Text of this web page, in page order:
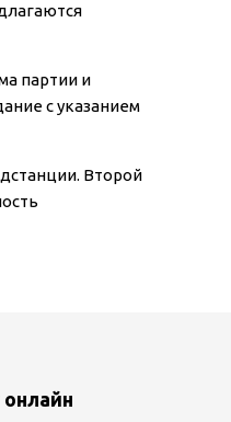
партии и
с указанием
Второй